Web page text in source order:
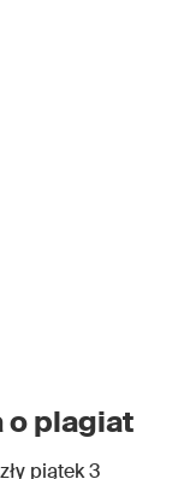
o plagiat
piątek 3